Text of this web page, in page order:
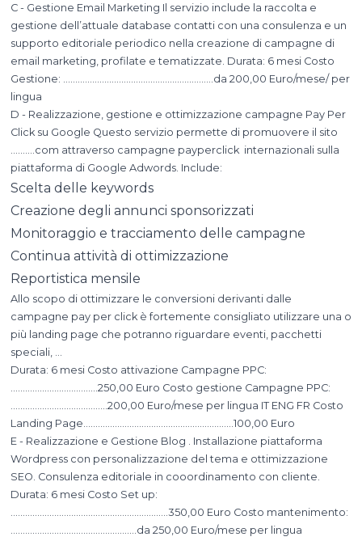
C - Gestione Email Marketing Il servizio include la raccolta e
gestione dell’attuale database contatti con una consulenza e un
supporto editoriale periodico nella creazione di campagne di
email marketing, profilate e tematizzate. Durata: 6 mesi Costo
Gestione: ……………………………………………………..da 200,00 Euro/mese/ per
lingua
D - Realizzazione, gestione e ottimizzazione campagne Pay Per
Click su Google Questo servizio permette di promuovere il sito
……….com attraverso campagne payperclick internazionali sulla
piattaforma di Google Adwords. Include:
Scelta delle keywords
Creazione degli annunci sponsorizzati
Monitoraggio e tracciamento delle campagne
Continua attività di ottimizzazione
Reportistica mensile
Allo scopo di ottimizzare le conversioni derivanti dalle
campagne pay per click è fortemente consigliato utilizzare una o
più landing page che potranno riguardare eventi, pacchetti
speciali, …
Durata: 6 mesi Costo attivazione Campagne PPC:
………………………………250,00 Euro Costo gestione Campagne PPC:
………………………………….200,00 Euro/mese per lingua IT ENG FR Costo
Landing Page……………………………………………………..100,00 Euro
E - Realizzazione e Gestione Blog . Installazione piattaforma
Wordpress con personalizzazione del tema e ottimizzazione
SEO. Consulenza editoriale in cooordinamento con cliente.
Durata: 6 mesi Costo Set up:
………………………………………………………..350,00 Euro Costo mantenimento:
…………………………………………….da 250,00 Euro/mese per lingua